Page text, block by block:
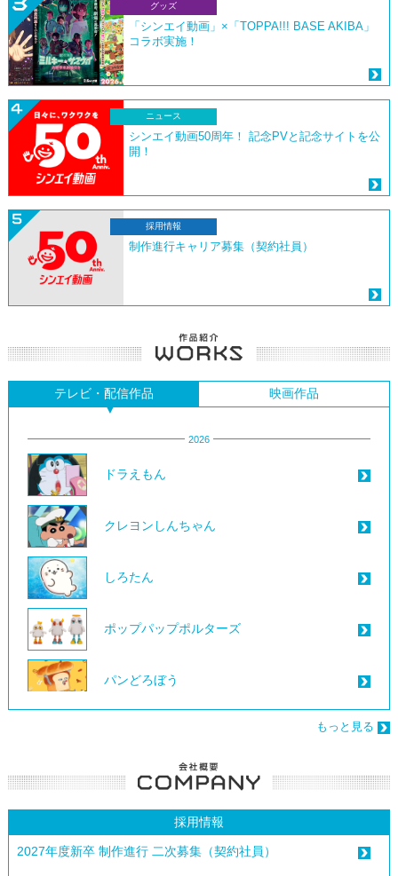
グッズ
「シンエイ動画」×「TOPPA!!! BASE AKIBA」
コラボ実施！
ニュース
シンエイ動画50周年！ 記念PVと記念サイトを公
開！
採用情報
制作進行キャリア募集（契約社員）
テレビ・配信作品 映画作品
2026
ドラえもん
クレヨンしんちゃん
しろたん
ポップパップポルターズ
パンどろぼう
2025
MUZIK TIGER In the Forest
もっと見る
採用情報
2027年度新卒 制作進行 二次募集（契約社員）